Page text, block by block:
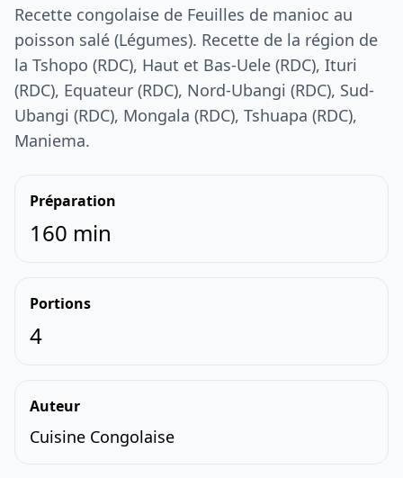
Recette congolaise de Feuilles de manioc au
poisson salé (Légumes). Recette de la région de
la Tshopo (RDC), Haut et Bas-Uele (RDC), Ituri
(RDC), Equateur (RDC), Nord-Ubangi (RDC), Sud-
Ubangi (RDC), Mongala (RDC), Tshuapa (RDC),
Maniema.
Préparation
160 min
Portions
4
Auteur
Cuisine Congolaise